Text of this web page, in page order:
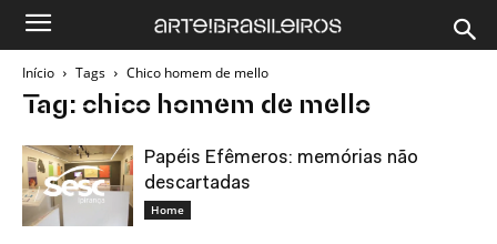
Início Tags Chico homem de mello
Tag: chico homem de mello
Papéis Efêmeros: memórias não
descartadas
Home